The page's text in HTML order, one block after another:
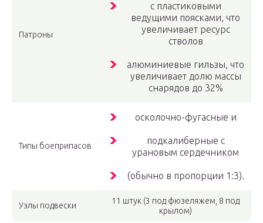
Патроны
с пластиковыми
ведущими поясками, что
увеличивает ресурс
стволов
алюминиевые гильзы, что
увеличивает долю массы
снарядов до 32%
Типы боеприпасов
осколочно-фугасные и
подкалиберные с
урановым сердечником
(обычно в пропорции 1:3).
Узлы подвески
11 штук (3 под фюзеляжем, 8 под
крылом)